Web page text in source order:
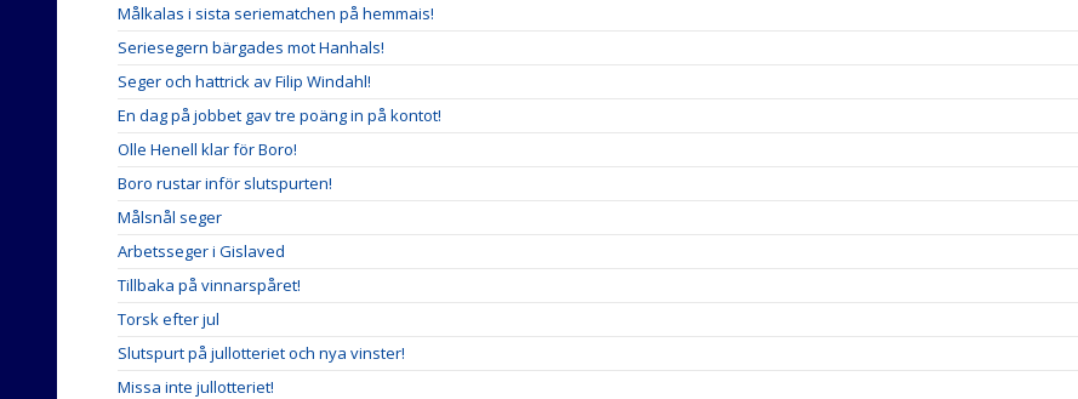
Målkalas i sista seriematchen på hemmais!
Seriesegern bärgades mot Hanhals!
Seger och hattrick av Filip Windahl!
En dag på jobbet gav tre poäng in på kontot!
Olle Henell klar för Boro!
Boro rustar inför slutspurten!
Målsnål seger
Arbetsseger i Gislaved
Tillbaka på vinnarspåret!
Torsk efter jul
Slutspurt på jullotteriet och nya vinster!
Missa inte jullotteriet!